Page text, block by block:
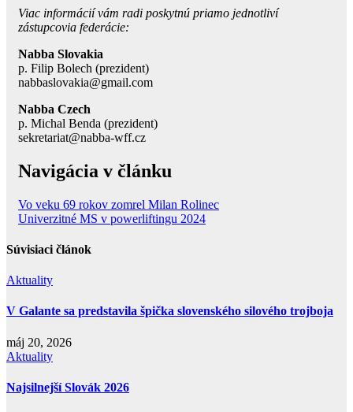
Viac informácií vám radi poskytnú priamo jednotliví
zástupcovia federácie:
Nabba Slovakia
p. Filip Bolech (prezident)
nabbaslovakia@gmail.com
Nabba Czech
p. Michal Benda (prezident)
sekretariat@nabba-wff.cz
Navigácia v článku
Vo veku 69 rokov zomrel Milan Rolinec
Univerzitné MS v powerliftingu 2024
Súvisiaci článok
Aktuality
V Galante sa predstavila špička slovenského silového trojboja
máj 20, 2026
Aktuality
Najsilnejší Slovák 2026